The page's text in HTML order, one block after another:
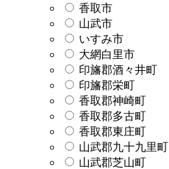
香取市
山武市
いすみ市
大網白里市
印旛郡酒々井町
印旛郡栄町
香取郡神崎町
香取郡多古町
香取郡東庄町
山武郡九十九里町
山武郡芝山町